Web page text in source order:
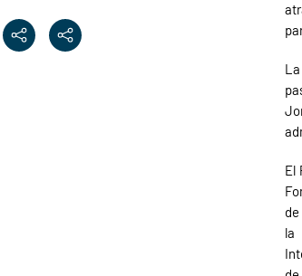
El
la